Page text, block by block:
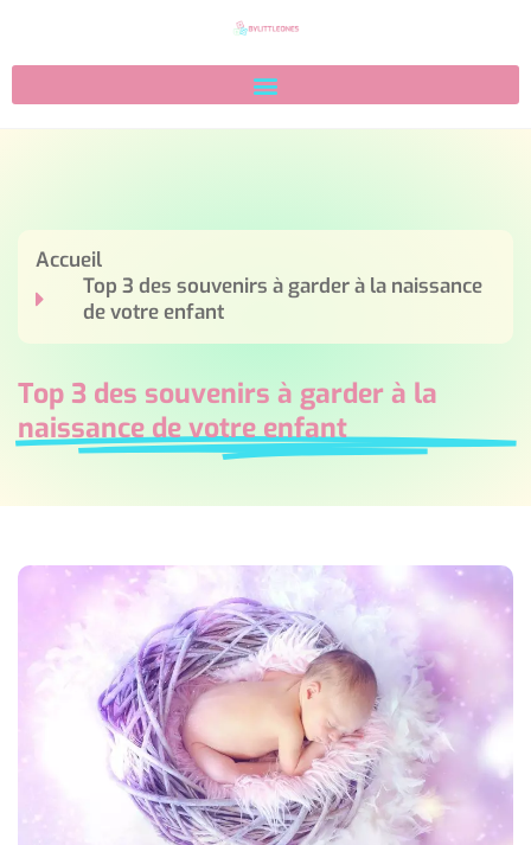
Accueil
Top 3 des souvenirs à garder à la naissance
de votre enfant
Top 3 des souvenirs à garder à la
naissance de votre enfant